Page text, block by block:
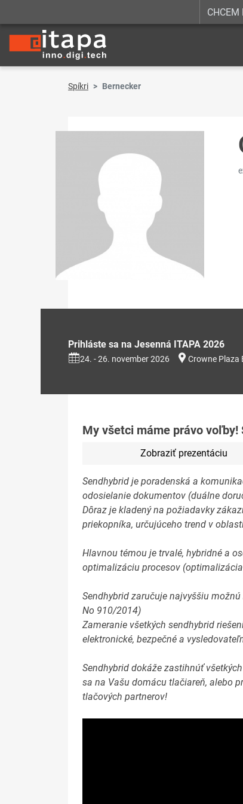
CHCEM
Spíkri Bernecker
Prihláste sa na Jesenná ITAPA 2026
24. - 26. november 2026 Crowne Plaza
My všetci máme právo voľby!
Zobraziť prezentáciu
Sendhybrid je poradenská a
odosielanie dokumentov (duálne
Dôraz je kladený na požiadavky
priekopníka, určujúceho trend v
Hlavnou témou je trvalé, hybridné a
optimalizáciu procesov
Sendhybrid zaručuje najvyššiu
No 910/2014)
Zameranie všetkých sendhybrid
elektronické, bezpečné a vysledovate
Sendhybrid dokáže zastihnúť
sa na Vašu domácu tlačiareň, alebo
tlačových partnerov!